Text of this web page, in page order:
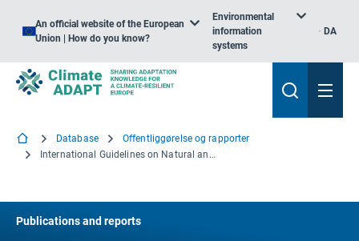
An official website of the European
Union | How do you know?
Environmental
information
systems
DA
Database
Offentliggørelse og rapporter
International Guidelines on Natural and Nature-Based Features for Flood Risk Management
Publications and reports